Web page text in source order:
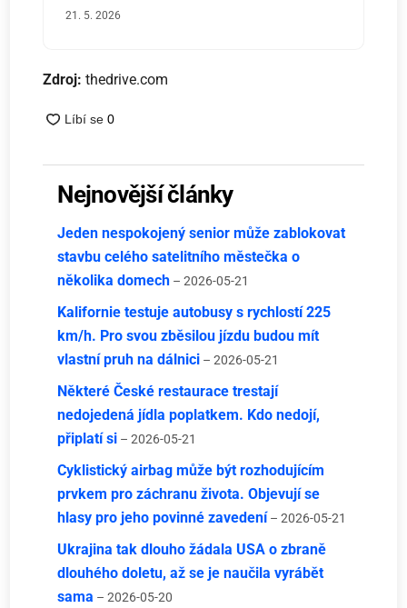
21. 5. 2026
Zdroj:thedrive.com
Nejnovější články
Jeden nespokojený senior může zablokovat
stavbu celého satelitního městečka o
několika domech – 2026-05-21
Kalifornie testuje autobusy s rychlostí 225
km/h. Pro svou zběsilou jízdu budou mít
vlastní pruh na dálnici – 2026-05-21
Některé České restaurace trestají
nedojedená jídla poplatkem. Kdo nedojí,
připlatí si – 2026-05-21
Cyklistický airbag může být rozhodujícím
prvkem pro záchranu života. Objevují se
hlasy pro jeho povinné zavedení – 2026-05-21
Ukrajina tak dlouho žádala USA o zbraně
dlouhého doletu, až se je naučila vyrábět
sama – 2026-05-20